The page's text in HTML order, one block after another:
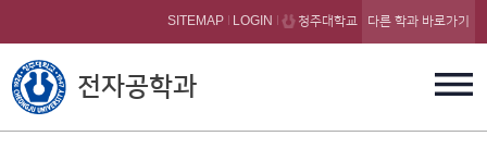
본문 바로가기
전자공학과
SITEMAP LOGIN 청주대학교 다른 학과 바로가기